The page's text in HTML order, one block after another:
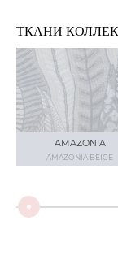
ТКАНИ
AMAZONIA
AMAZONIA BEIGE